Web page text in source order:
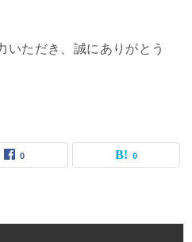
いただき、誠にありがとう
0 0